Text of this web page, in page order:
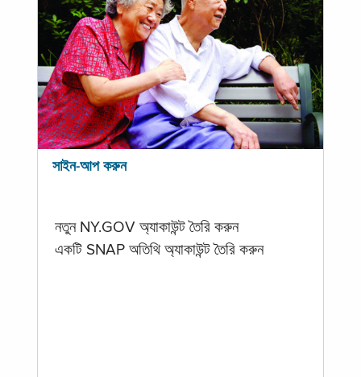
সাইন-আপ করুন
নতুন NY.GOV অ্যাকাউন্ট তৈরি করুন
একটি SNAP অতিথি অ্যাকাউন্ট তৈরি করুন